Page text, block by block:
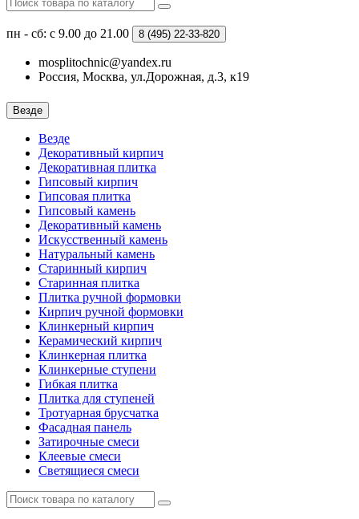
пн - сб: с 9.00 до 21.00 8 (495) 22-33-820
mosplitochnic@yandex.ru
Россия, Москва, ул.Дорожная, д.3, к19
Везде
Везде
Декоративный кирпич
Декоративная плитка
Гипсовый кирпич
Гипсовая плитка
Гипсовый камень
Декоративный камень
Искусственный камень
Натуральный камень
Старинный кирпич
Старинная плитка
Плитка ручной формовки
Кирпич ручной формовки
Клинкерный кирпич
Керамический кирпич
Клинкерная плитка
Клинкерные ступени
Гибкая плитка
Плитка для ступеней
Тротуарная брусчатка
Фасадная панель
Затирочные смеси
Клеевые смеси
Светящиеся смеси